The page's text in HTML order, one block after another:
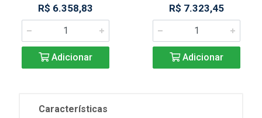
R$ 6.358,83
Adicionar
R$ 7.323,45
Adicionar
Características